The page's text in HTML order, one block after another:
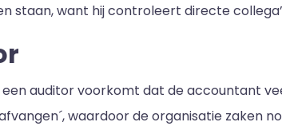
staan, want hij controleert directe
auditor voorkomt dat de accountant
waardoor de organisatie zaken